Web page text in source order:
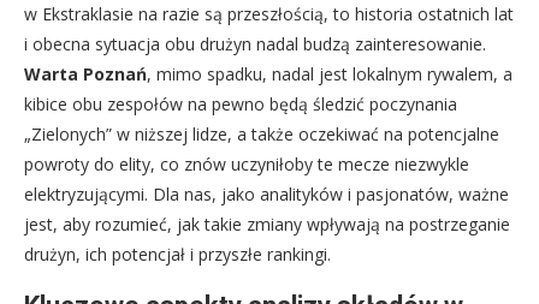
w Ekstraklasie na razie są przeszłością, to historia ostatnich lat
i obecna sytuacja obu drużyn nadal budzą zainteresowanie.
Warta Poznań, mimo spadku, nadal jest lokalnym rywalem, a
kibice obu zespołów na pewno będą śledzić poczynania
„Zielonych” w niższej lidze, a także oczekiwać na potencjalne
powroty do elity, co znów uczyniłoby te mecze niezwykle
elektryzującymi. Dla nas, jako analityków i pasjonatów, ważne
jest, aby rozumieć, jak takie zmiany wpływają na postrzeganie
drużyn, ich potencjał i przyszłe rankingi.